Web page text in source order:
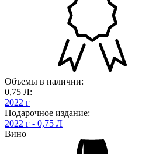
Объемы в наличии:
0,75 Л:
2022 г
Подарочное издание:
2022 г - 0,75 Л
Вино